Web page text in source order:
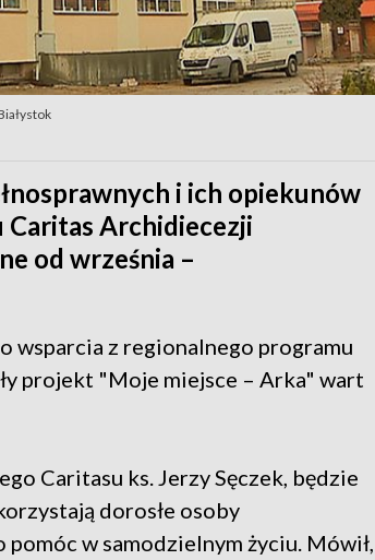
i ich opiekunów
Caritas Archidiecezji
od września –
wsparcia z regionalnego programu
projekt "Moje miejsce – Arka" wart
Caritasu ks. Jerzy Sęczek, będzie
dorosłe osoby
w samodzielnym życiu. Mówił,